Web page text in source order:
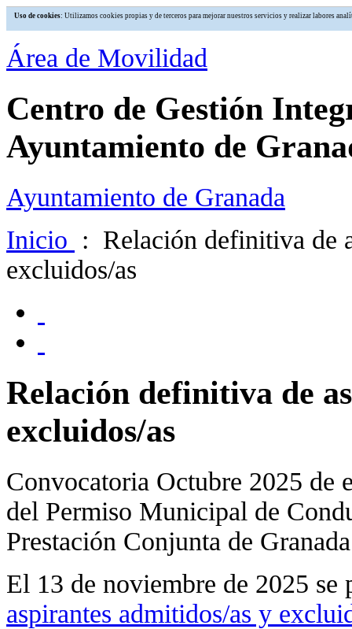
Uso de cookies: Utilizamos cookies propias y de terceros para mejorar nuestros servicios y realizar labores
Área de Movilidad
Centro de Gestión
Ayuntamiento de
Ayuntamiento de Granada
Inicio : Relación definitiva de
excluidos/as
Relación definitiva de
excluidos/as
Convocatoria Octubre 2025 de
del Permiso Municipal de
Prestación Conjunta de
El 13 de noviembre de 2025
aspirantes admitidos/as y